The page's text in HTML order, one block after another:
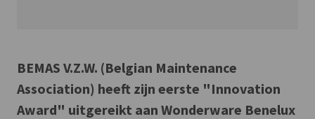
BEMAS V.Z.W. (Belgian Maintenance
Association) heeft zijn eerste "Innovation
Award" uitgereikt aan Wonderware Benelux